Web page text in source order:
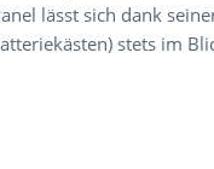
lässt sich dank
stets im